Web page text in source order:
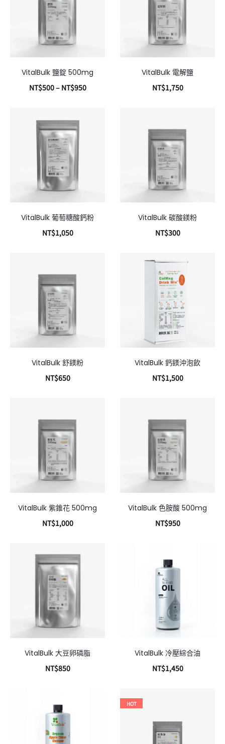
VitalBulk 鹽錠 500mg
NT$500– NT$950
VitalBulk 電解鹽
NT$1,750
VitalBulk 葡萄糖酸鈣粉
NT$1,050
VitalBulk 碳酸鎂粉
NT$300
VitalBulk 舒鎂粉
NT$650
VitalBulk 鈣鎂沖泡飲
NT$1,500
VitalBulk 紫錐花 500mg
NT$1,000
VitalBulk 色胺酸 500mg
NT$950
VitalBulk 大豆卵磷脂
NT$850
VitalBulk 冷壓綜合油
NT$1,450
HOT